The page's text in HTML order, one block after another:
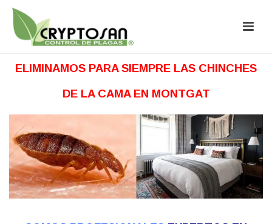
ELIMINAMOS PARA SIEMPRE LAS CHINCHES
DE LA CAMA EN MONTGAT